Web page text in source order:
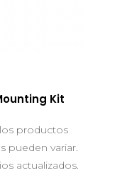
Kit
productos
pueden variar.
actualizados.